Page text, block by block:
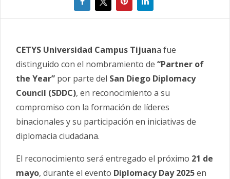
CETYS Universidad Campus Tijuana fue
distinguido con el nombramiento de “Partner of
the Year” por parte del San Diego Diplomacy
Council (SDDC), en reconocimiento a su
compromiso con la formación de líderes
binacionales y su participación en iniciativas de
diplomacia ciudadana.
El reconocimiento será entregado el próximo 21 de
mayo, durante el evento Diplomacy Day 2025en